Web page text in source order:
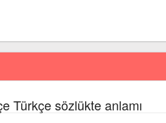
Türkçe sözlükte anlamı